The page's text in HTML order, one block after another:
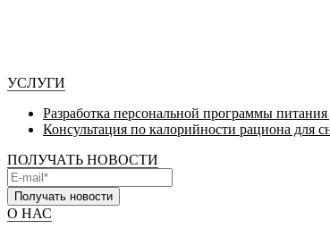
УСЛУГИ
Разработка персональной программы
Консультация по калорийности рациона для
ПОЛУЧАТЬ НОВОСТИ
Получать новости
О НАС